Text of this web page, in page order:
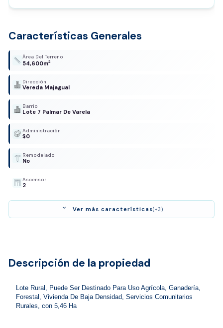
Características Generales
Área Del Terreno
54,600m2
Dirección
Vereda Majagual
Barrio
Lote 7 Palmar De Varela
Administración
$0
Remodelado
No
Ascensor
2
expand_more Ver más características(+3)
Descripción de la propiedad
Lote Rural, Puede Ser Destinado Para Uso Agrícola, Ganadería,
Forestal, Vivienda De Baja Densidad, Servicios Comunitarios
Rurales, con 5,46 Ha